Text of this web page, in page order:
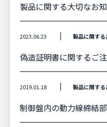
製品に関する大切なお
2023.06.23 製品に関す
偽造証明書に関するご
2019.01.18 製品に関す
制御盤内の動力線締結